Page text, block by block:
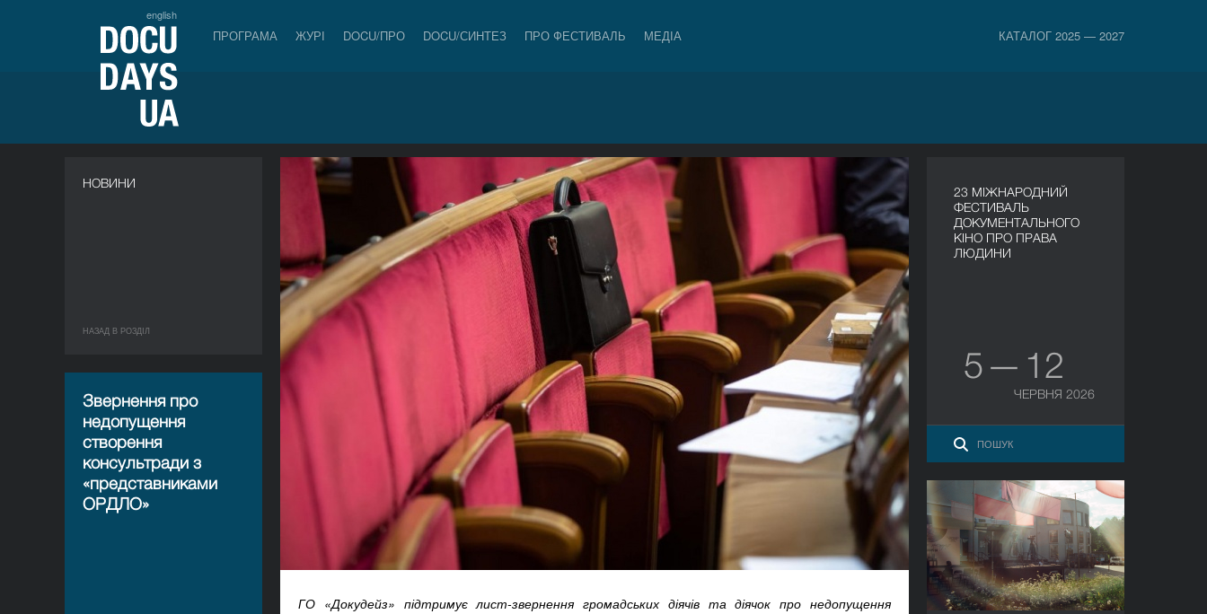
english
ПРОГРАМА ЖУРІ DOCU/ПРО DOCU/СИНТЕЗ ПРО ФЕСТИВАЛЬ МЕДІА КАТАЛОГ 2025 — 2027
НОВИНИ
НАЗАД В РОЗДIЛ
Звернення про
недопущення
створення
консультради з
«представниками
ОРДЛО»
ГО «Докудейз» підтримує лист-звернення громадських діячів та діячок про недопущення
23 МІЖНАРОДНИЙ
ФЕСТИВАЛЬ
ДОКУМЕНТАЛЬНОГО
КІНО ПРО ПРАВА
ЛЮДИНИ
5 — 12
ЧЕРВНЯ 2026
Прості конструкції серед
складних історій — як
минув Docudays 2026